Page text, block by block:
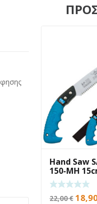
Hand Saw
150-MH
22,00€